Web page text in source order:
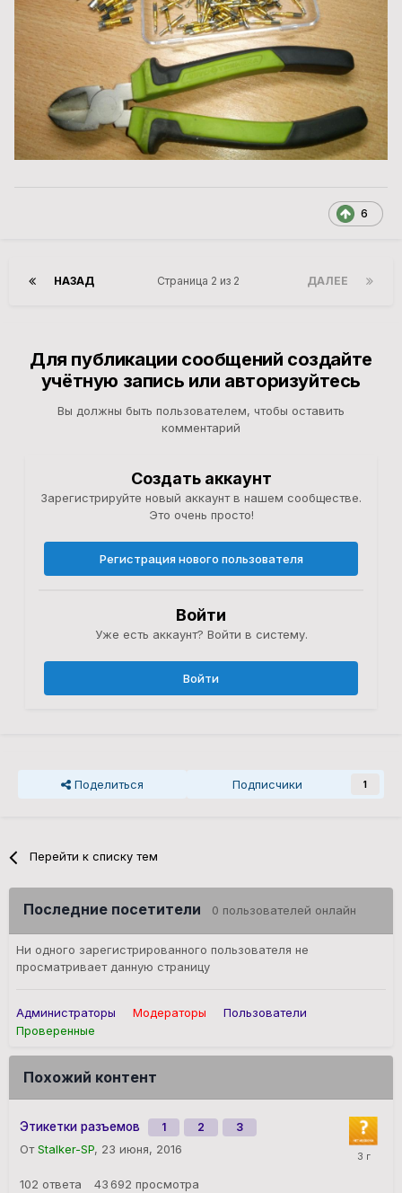
6
НАЗАД ДАЛЕЕ
Страница 2 из 2
Для публикации сообщений создайте
учётную запись или авторизуйтесь
Вы должны быть пользователем, чтобы оставить
комментарий
Создать аккаунт
Зарегистрируйте новый аккаунт в нашем сообществе.
Это очень просто!
Регистрация нового пользователя
Войти
Уже есть аккаунт? Войти в систему.
Войти
Поделиться Подписчики 1
Перейти к списку тем
Последние посетители 0 пользователей онлайн
Ни одного зарегистрированного пользователя не
просматривает данную страницу
Администраторы Модераторы
Пользователи
Проверенные
Похожий контент
Этикетки разъемов 1 2 3
ОтStalker-SP, 23 июня, 2016
102 ответа 43 692 просмотра